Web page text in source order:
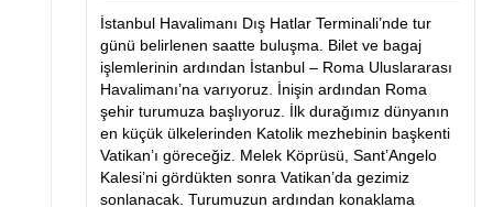
İstanbul Havalimanı Dış Hatlar Terminali’nde tur
günü belirlenen saatte buluşma. Bilet ve bagaj
işlemlerinin ardından İstanbul – Roma Uluslararası
Havalimanı’na varıyoruz. İnişin ardından Roma
şehir turumuza başlıyoruz. İlk durağımız dünyanın
en küçük ülkelerinden Katolik mezhebinin başkenti
Vatikan’ı göreceğiz. Melek Köprüsü, Sant’Angelo
Kalesi’ni gördükten sonra Vatikan’da gezimiz
sonlanacak. Turumuzun ardından konaklama